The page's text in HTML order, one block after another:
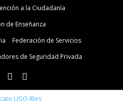
a la Ciudadanía
de Enseñanza
Federación de Servicios
de Seguridad Privada